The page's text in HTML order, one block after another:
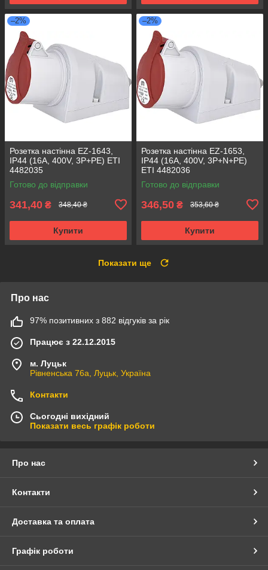
–2%
Розетка настінна EZ-1643,
IP44 (16A, 400V, 3P+PE) ETI
4482035
Готово до відправки
341,40 ₴ 348,40 ₴
Купити
–2%
Розетка настінна EZ-1653,
IP44 (16A, 400V, 3P+N+PE)
ETI 4482036
Готово до відправки
346,50 ₴ 353,60 ₴
Купити
Показати ще
Про нас
97% позитивних з 882 відгуків за рік
Працює з 22.12.2015
м. Луцьк
Рівненська 76а, Луцьк, Україна
Контакти
Сьогодні вихідний
Показати весь графік роботи
Про нас
Контакти
Доставка та оплата
Графік роботи